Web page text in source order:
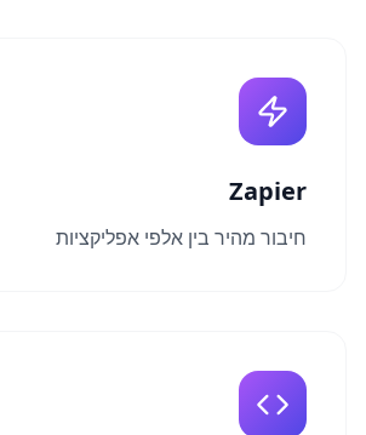
Zapier
חיבור מהיר בין אלפי אפליקציות